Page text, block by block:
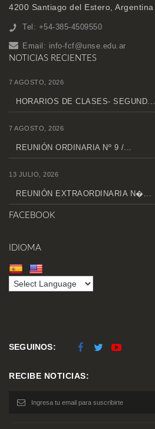
4200 Santiago del Estero, Argentina
Tel: +54-385-4509550
Email: info-fcf@unse.edu.ar
NOTICIAS RECIENTES
7 AGOSTO, 2026
HORARIOS DE CLASES- SEGUND...
7 AGOSTO, 2026
REUNIÓN ORDINARIA Nº 9 /...
13 JULIO, 2026
REUNIÓN EXTRAORDINARIA N�...
FACEBOOK
IDIOMA
SEGUINOS:
RECIBE NOTICIAS: